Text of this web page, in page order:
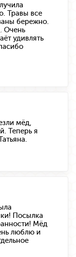
Травы все
бережно.
Очень
удивлять
мёд,
Теперь я
Посылка
Мёд
люблю и